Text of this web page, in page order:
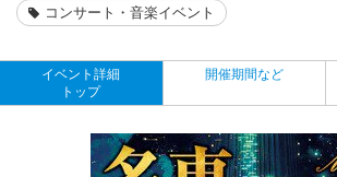
コンサート・音楽イベント
イベント詳細
トップ
開催期間など